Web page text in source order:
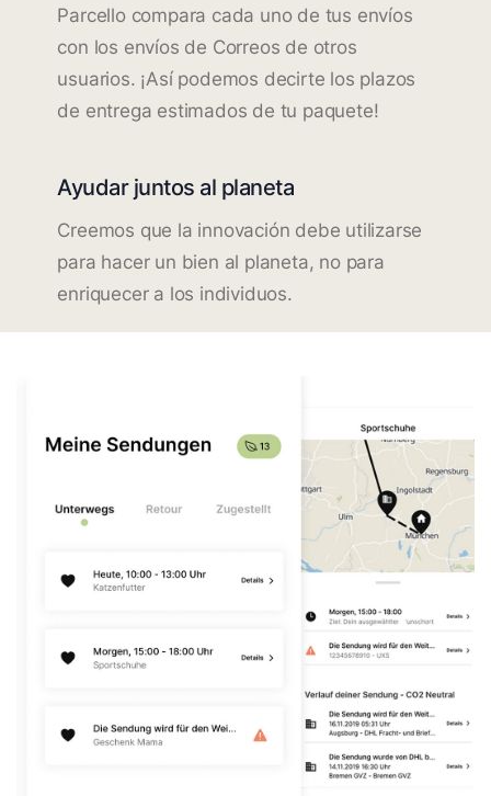
Parcello compara cada uno de tus envíos
con los envíos de Correos de otros
usuarios. ¡Así podemos decirte los plazos
de entrega estimados de tu paquete!
Ayudar juntos al planeta
Creemos que la innovación debe utilizarse
para hacer un bien al planeta, no para
enriquecer a los individuos.